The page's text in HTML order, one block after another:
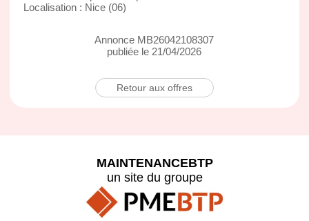
Localisation : Nice (06)
Annonce MB26042108307
publiée le 21/04/2026
Retour aux offres
MAINTENANCEBTP
un site du groupe